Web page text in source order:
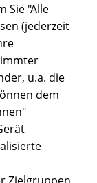
geholfen?
Sie "Alle
(jederzeit
u.a. die
dem